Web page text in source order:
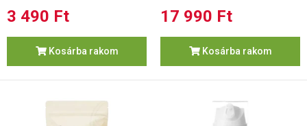
3 490 Ft
Kosárba rakom
17 990 Ft
Kosárba rakom